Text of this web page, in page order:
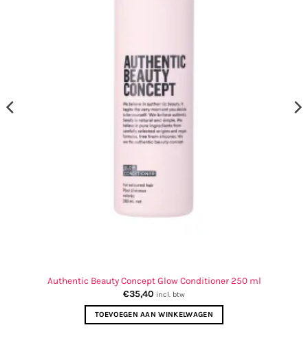
Authentic Beauty Concept Glow Conditioner 250 ml
€35,40 incl. btw
TOEVOEGEN AAN WINKELWAGEN